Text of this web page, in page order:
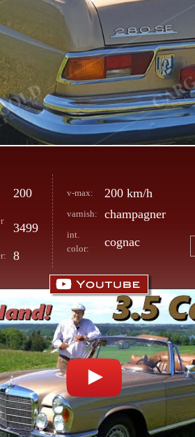
200
3499
8
v-max: 200 km/h
varnish: champagner
int.
color:
cognac